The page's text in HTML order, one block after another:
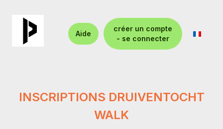
Aide
créer un compte
- se connecter
INSCRIPTIONS DRUIVENTOCHT
WALK